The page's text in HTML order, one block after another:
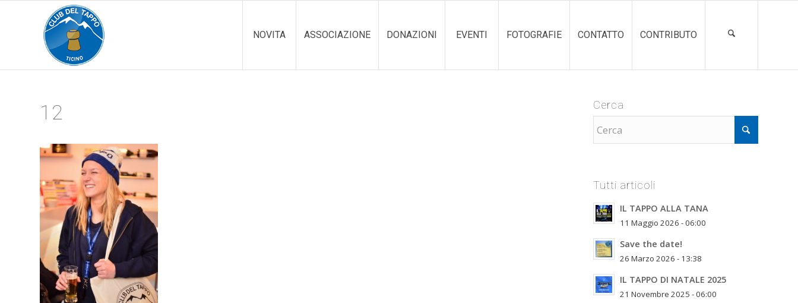
NOVITA ASSOCIAZIONE DONAZIONI EVENTI FOTOGRAFIE CONTATTO CONTRIBUTO
12 Cerca
Tutti articoli
IL TAPPO ALLA TANA
11 Maggio 2026 - 06:00
Save the date!
26 Marzo 2026 - 13:38
IL TAPPO DI NATALE 2025
21 Novembre 2025 - 06:00